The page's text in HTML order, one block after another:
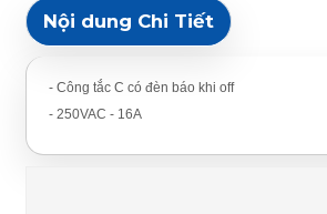
Nội dung Chi Tiết
- Công tắc C có đèn báo khi off
- 250VAC - 16A